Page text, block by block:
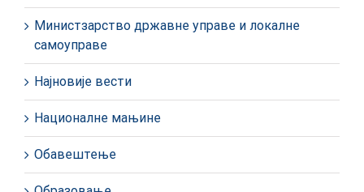
Министзарство државне управе и локалне
самоуправе
Најновије вести
Националне мањине
Обавештење